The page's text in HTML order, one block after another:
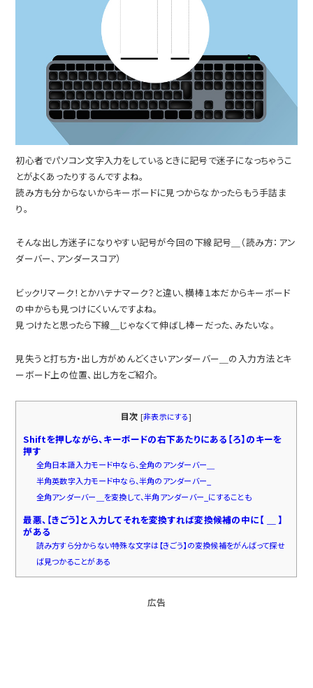
初心者でパソコン文字入力をしているときに記号で迷子になっちゃうこ
とがよくあったりするんですよね。
読み方も分からないからキーボードに見つからなかったらもう手詰ま
り。
そんな出し方迷子になりやすい記号が今回の下線記号＿（読み方：アン
ダーバー、アンダースコア）
ビックリマーク！とかハテナマーク？と違い、横棒１本だからキーボード
の中からも見つけにくいんですよね。
見つけたと思ったら下線＿じゃなくて伸ばし棒ーだった、みたいな。
見失うと打ち方・出し方がめんどくさいアンダーバー＿の入力方法とキ
ーボード上の位置、出し方をご紹介。
目次 [非表示にする]
Shiftを押しながら、キーボードの右下あたりにある【ろ】のキーを
押す
全角日本語入力モード中なら、全角のアンダーバー＿
半角英数字入力モード中なら、半角のアンダーバー_
全角アンダーバー＿を変換して、半角アンダーバー_にすることも
最悪、【きごう】と入力してそれを変換すれば変換候補の中に【 ＿ 】
がある
読み方すら分からない特殊な文字は【きごう】の変換候補をがんばって探せ
ば見つかることがある
広告